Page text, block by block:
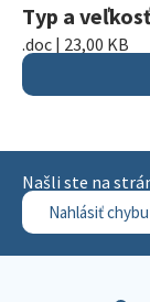
Typ a
.doc | 23,00 KB
Našli ste na
Nahlásiť chybu